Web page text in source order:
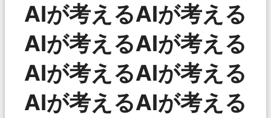
AIが考えるAIが考える
AIが考えるAIが考える
AIが考えるAIが考える
AIが考えるAIが考える